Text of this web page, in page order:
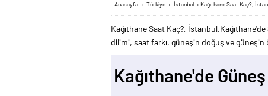
Anasayfa › Türkiye › İstanbul › Kağıthane Saat Kaç?,
Kağıthane Saat Kaç?,
dilimi, saat farkı, güneşin doğuş ve
Kağıthane'de